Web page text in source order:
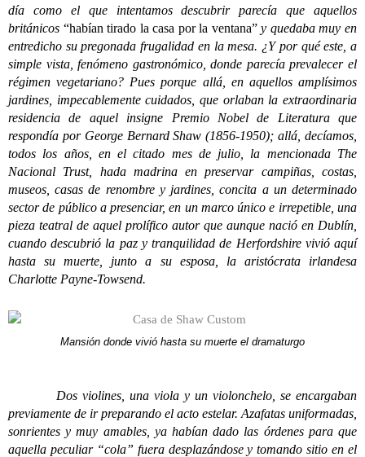
día como el que intentamos descubrir parecía que aquellos
británicos “habían tirado la casa por la ventana”y quedaba muy en
entredicho su pregonada frugalidad en la mesa. ¿Y por qué este, a
simple vista, fenómeno gastronómico, donde parecía prevalecer el
régimen vegetariano? Pues porque allá, en aquellos amplísimos
jardines, impecablemente cuidados, que orlaban la extraordinaria
residencia de aquel insigne Premio Nobel de Literatura que
respondía por George Bernard Shaw (1856-1950); allá, decíamos,
todos los años, en el citado mes de julio, la mencionada The
Nacional Trust, hada madrina en preservar campiñas, costas,
museos, casas de renombre y jardines, concita a un determinado
sector de público a presenciar, en un marco único e irrepetible, una
pieza teatral de aquel prolífico autor que aunque nació en Dublín,
cuando descubrió la paz y tranquilidad de Herfordshire vivió aquí
hasta su muerte, junto a su esposa, la aristócrata irlandesa
Charlotte Payne-Towsend.
Mansión donde vivió hasta su muerte el dramaturgo
Dos violines, una viola y un violonchelo, se encargaban
previamente de ir preparando el acto estelar. Azafatas uniformadas,
sonrientes y muy amables, ya habían dado las órdenes para que
aquella peculiar “cola” fuera desplazándose y tomando sitio en el